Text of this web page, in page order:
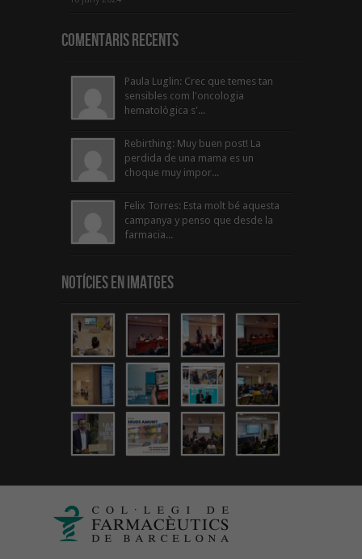
Comentaris Recents
Paula Luglin: Crec que temes tan
sensibles com l'oncologia
hematològica s'...
Rebirthing: Muy buen post! La
perdida de una mama es un
choque muy impor...
Felix Torres: Esta molt bé aquesta
campanya y penso que desde la
farmacia...
Notícies en Imatges